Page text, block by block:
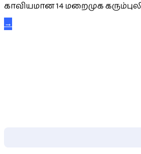
காவியமான 14 மறைமுக
→